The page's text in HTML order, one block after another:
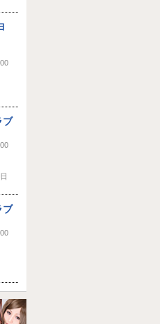
ブ
ブ